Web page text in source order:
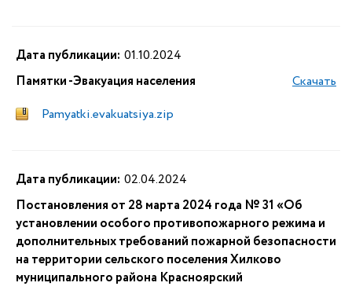
Дата публикации: 01.10.2024
Памятки -Эвакуация населения
Pamyatki.evakuatsiya.zip
Скачать
Дата публикации: 02.04.2024
Постановления от 28 марта 2024 года № 31 «Об
установлении особого противопожарного режима и
дополнительных требований пожарной безопасности
на территории сельского поселения Хилково
муниципального района Красноярский